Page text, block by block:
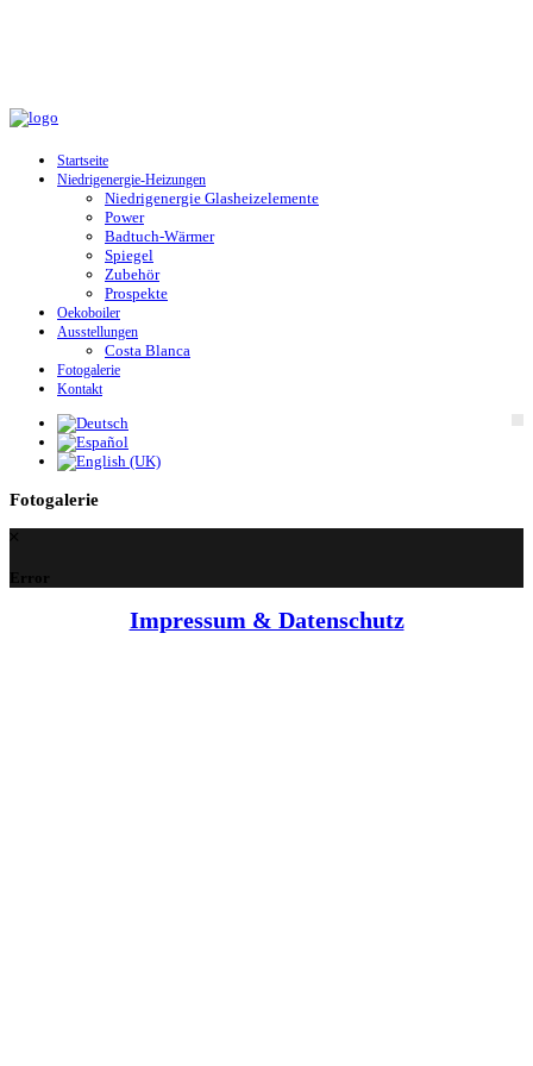
Startseite
Niedrigenergie-Heizungen
Niedrigenergie Glasheizelemente
Power
Badtuch-Wärmer
Spiegel
Zubehör
Prospekte
Oekoboiler
Ausstellungen
Costa Blanca
Fotogalerie
Kontakt
Fotogalerie
Error
Impressum & Datenschutz